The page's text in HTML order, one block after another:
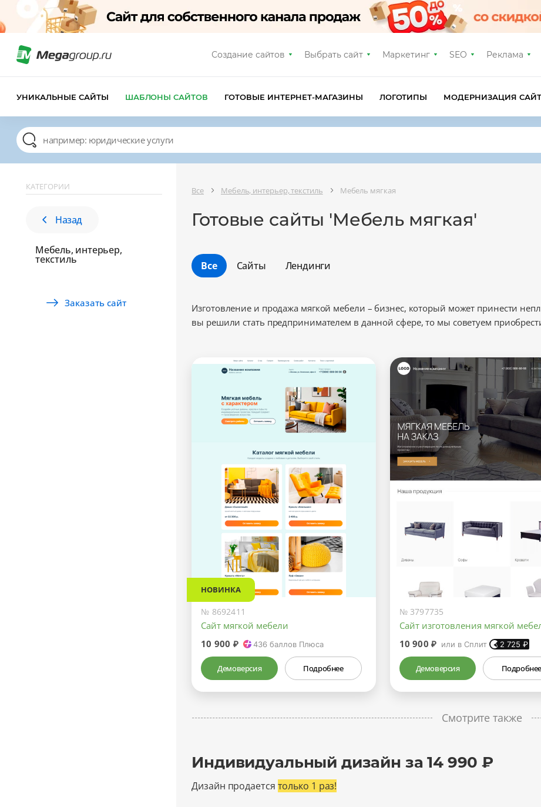
Создание сайтов Выбрать сайт Маркетинг SEO Реклама
УНИКАЛЬНЫЕ САЙТЫ ШАБЛОНЫ САЙТОВ ГОТОВЫЕ ИНТЕРНЕТ-МАГАЗИНЫ ЛОГОТИПЫ МОДЕРНИЗАЦИЯ
КАТЕГОРИИ
Назад
Мебель, интерьер,
текстиль
Заказать сайт
Все Мебель, интерьер, текстиль Мебель мягкая
Готовые сайты 'Мебель мягкая'
Все Сайты Лендинги
Изготовление и продажа мягкой мебели – бизнес, который может принести
вы решили стать предпринимателем в данной сфере, то мы советуем
НОВИНКА
№ 8692411
Сайт мягкой мебели
10 900 ₽
436баллов Плюса
Демоверсия Подробнее
№ 3797735
Сайт изготовления мягкой
10 900 ₽ или в Сплит 2 725 ₽
Демоверсия Подробнее
Смотрите также
Индивидуальный дизайн за 14 990 ₽
Дизайн продается только 1 раз!